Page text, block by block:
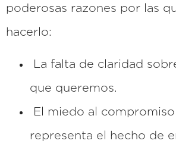
poderosas razones por las
hacerlo:
La falta de claridad
que queremos.
El miedo al
representa el hecho de